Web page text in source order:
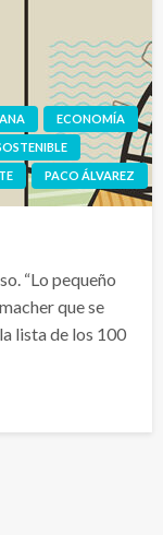
ECONOMÍA
PACO ÁLVAREZ
“Lo pequeño
que se
lista de los 100